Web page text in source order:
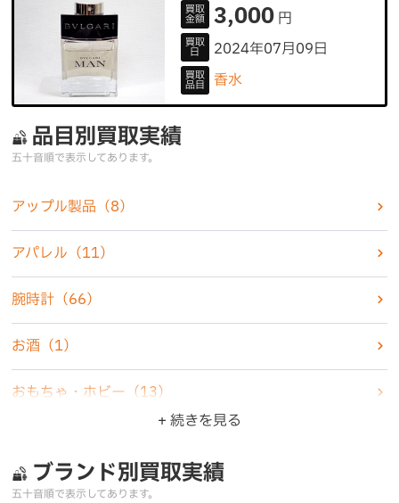
買取
金額 3,000円
買取
日 2024年07月09日
買取
品目 香水
品目別買取実績
五十音順で表示してあります。
アップル製品 （8）
アパレル （11）
腕時計 （66）
お酒 （1）
おもちゃ・ホビー （13）
家電製品（6）
+ 続きを見る
ブランド別買取実績
五十音順で表示してあります。